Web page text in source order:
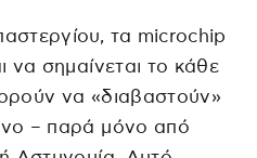
τα microchip
να σημαίνεται το κάθε
να «διαβαστούν»
– παρά μόνο από